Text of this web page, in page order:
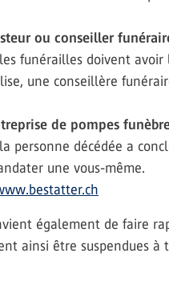
ou conseiller
funérailles doivent
une conseillère
de pompes
personne décédée a
une vous-même.
également de faire
ainsi être suspendues